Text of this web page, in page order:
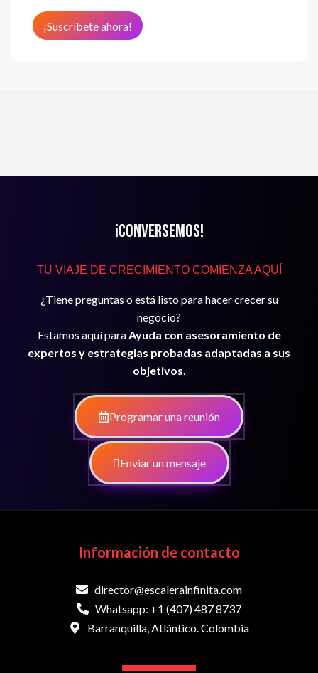
¡Suscríbete ahora!
TU VIAJE DE CRECIMIENTO COMIENZA AQUÍ
¡Conversemos!
¿Tiene preguntas o está listo para hacer crecer su
negocio?
Estamos aquí paraAyuda con asesoramiento de
expertos y estrategias probadas adaptadas a sus
objetivos.
Programar una reunión
Enviar un mensaje
Información de contacto
director@escalerainfinita.com
Whatsapp: +1 (407) 487 8737
Barranquilla, Atlántico. Colombia